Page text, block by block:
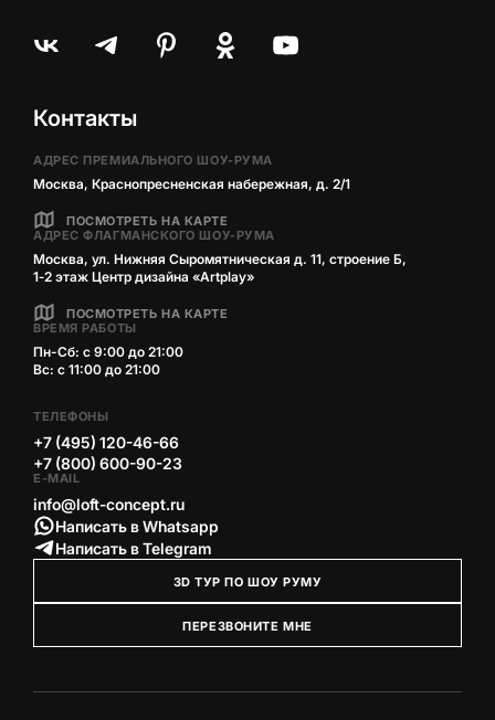
Контакты
АДРЕС ПРЕМИАЛЬНОГО ШОУ-РУМА
Москва, Краснопресненская набережная, д. 2/1
ПОСМОТРЕТЬ НА КАРТЕ
АДРЕС ФЛАГМАНСКОГО ШОУ-РУМА
Москва, ул. Нижняя Сыромятническая д. 11, строение Б,
1‑2 этаж Центр дизайна «Artplay»
ПОСМОТРЕТЬ НА КАРТЕ
ВРЕМЯ РАБОТЫ
Пн-Сб: с 9:00 до 21:00
Вс: с 11:00 до 21:00
ТЕЛЕФОНЫ
+7 (495) 120-46-66
+7 (800) 600-90-23
E-MAIL
info@loft-concept.ru
Написать в Whatsapp
Написать в Telegram
3D ТУР ПО ШОУ РУМУ
ПЕРЕЗВОНИТЕ МНЕ